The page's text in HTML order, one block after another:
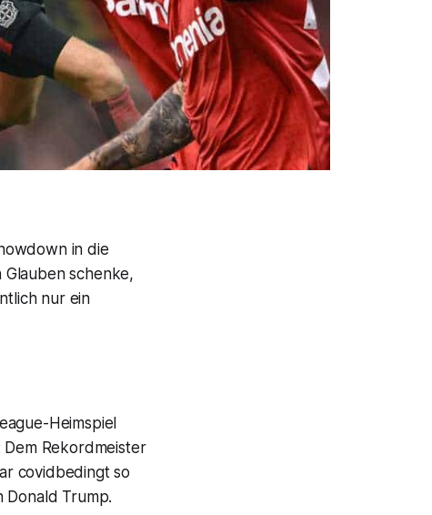
in die
schenke,
nur ein
Heimspiel
Rekordmeister
covidbedingt so
Trump.